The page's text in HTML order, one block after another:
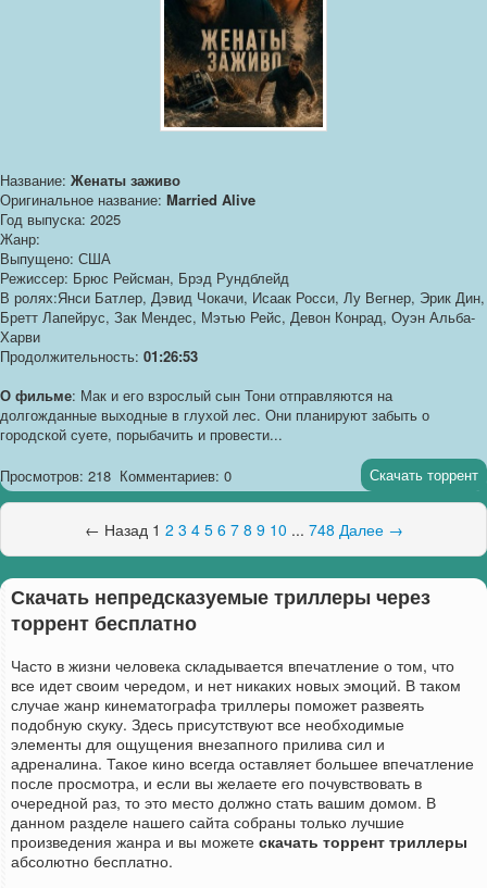
Название: Женаты заживо
Оригинальное название: Married Alive
Год выпуска: 2025
Жанр:
Выпущено: США
Режиссер: Брюс Рейсман, Брэд Рундблейд
В ролях:Янси Батлер, Дэвид Чокачи, Исаак Росси, Лу Вегнер, Эрик Дин,
Бретт Лапейрус, Зак Мендес, Мэтью Рейс, Девон Конрад, Оуэн Альба-
Харви
Продолжительность: 01:26:53
О фильме: Мак и его взрослый сын Тони отправляются на
долгожданные выходные в глухой лес. Они планируют забыть о
городской суете, порыбачить и провести...
Просмотров: 218 Комментариев: 0 Скачать торрент
← Назад 1 2 3 4 5 6 7 8 9 10 ... 748 Далее →
Скачать непредсказуемые триллеры через
торрент бесплатно
Часто в жизни человека складывается впечатление о том, что
все идет своим чередом, и нет никаких новых эмоций. В таком
случае жанр кинематографа триллеры поможет развеять
подобную скуку. Здесь присутствуют все необходимые
элементы для ощущения внезапного прилива сил и
адреналина. Такое кино всегда оставляет большее впечатление
после просмотра, и если вы желаете его почувствовать в
очередной раз, то это место должно стать вашим домом. В
данном разделе нашего сайта собраны только лучшие
произведения жанра и вы можете скачать торрент триллеры
абсолютно бесплатно.